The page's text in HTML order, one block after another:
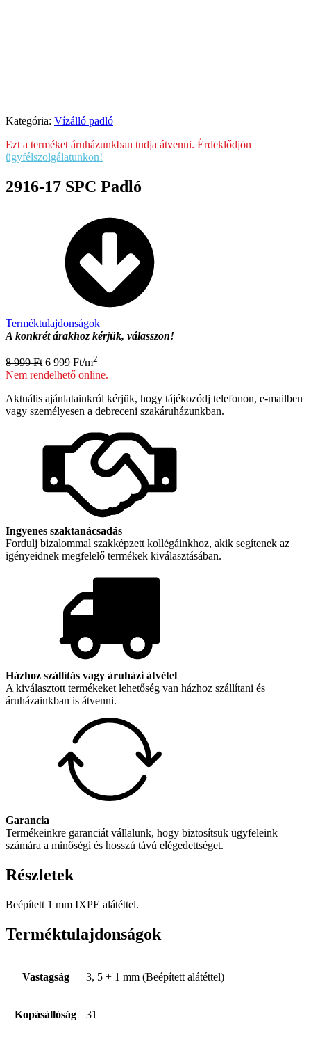
Kategória: Vízálló padló
Ezt a terméket áruházunkban tudja átvenni. Érdeklődjön
ügyfélszolgálatunkon!
2916-17 SPC Padló
Terméktulajdonságok
A konkrét árakhoz kérjük, válasszon!
8 999Ft Original
price
8
999 Ft.
6 999 FtCurrent
price
6
999 Ft.
/m2
Nem rendelhető online.
Aktuális ajánlatainkról kérjük, hogy tájékozódj telefonon, e-mailben
vagy személyesen a debreceni szakáruházunkban.
Ingyenes szaktanácsadás
Fordulj bizalommal szakképzett kollégáinkhoz, akik segítenek az
igényeidnek megfelelő termékek kiválasztásában.
Házhoz szállítás vagy áruházi átvétel
A kiválasztott termékeket lehetőség van házhoz szállítani és
áruházainkban is átvenni.
Garancia
Termékeinkre garanciát vállalunk, hogy biztosítsuk ügyfeleink
számára a minőségi és hosszú távú elégedettséget.
Részletek
Beépített 1 mm IXPE alátéttel.
Terméktulajdonságok
Vastagság 3, 5 + 1 mm (Beépített alátéttel)
Kopásállóság 31